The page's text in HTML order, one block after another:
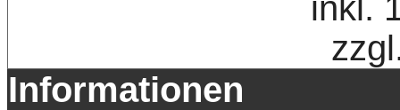
Informationen